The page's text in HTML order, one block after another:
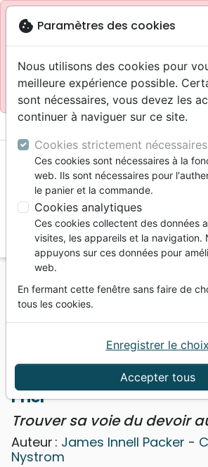
blockSite réservé aux
Accès pour les professionnels : Se
Site pour le grand public : La
menu
Vous ne pouvez pas créer de
depuis votre pays (United States).
Edification
Prier - Trouver sa voie du devoir
Prier
Trouver sa voie du devoir
Auteur : James Innell Packer -
Nystrom
cookie Paramètres des cookies
Nous utilisons des cookies pour
meilleure expérience possible.
sont nécessaires, vous devez les
continuer à naviguer sur ce site.
Cookies strictement nécessaires
Ces cookies sont nécessaires à la
web. Ils sont nécessaires pour
le panier et la commande.
Cookies analytiques
Ces cookies collectent des données
visites, les appareils et la navigation.
appuyons sur ces données pour
web.
En fermant cette fenêtre sans faire de
tous les cookies.
Accepter tous
Enregistrer le choix